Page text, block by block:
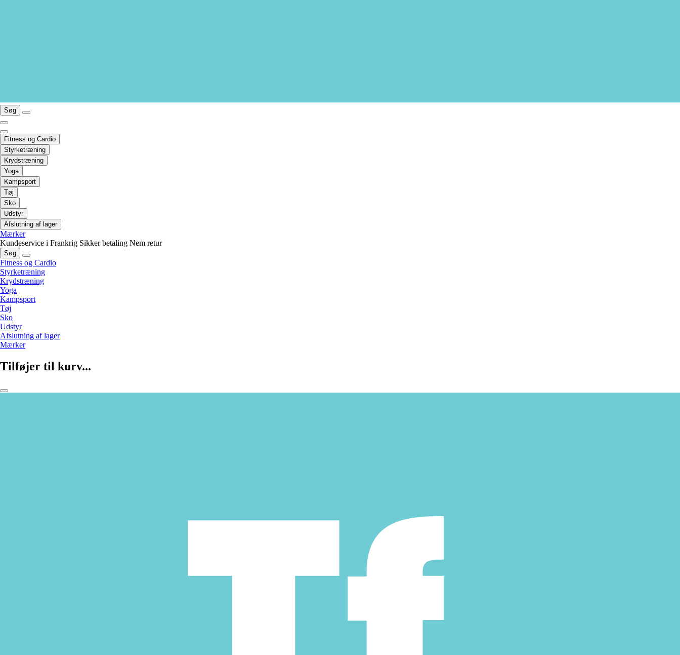
Søg
Fitness og Cardio
Styrketræning
Krydstræning
Yoga
Kampsport
Tøj
Sko
Udstyr
Afslutning af lager
Mærker
Kundeservice i Frankrig Sikker betaling Nem retur
Søg
Fitness og Cardio
Styrketræning
Krydstræning
Yoga
Kampsport
Tøj
Sko
Udstyr
Afslutning af lager
Mærker
Tilføjer til kurv...